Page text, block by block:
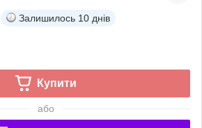
Залишилось 10 днів
Купити
або